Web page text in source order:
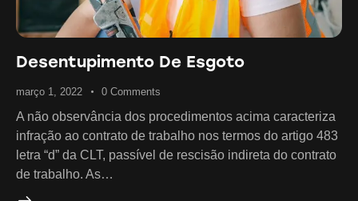
Desentupimento De Esgoto
março 1, 2022 0 Comments
A não observância dos procedimentos acima caracteriza
infração ao contrato de trabalho nos termos do artigo 483
letra “d” da CLT, passível de rescisão indireta do contrato
de trabalho. As…